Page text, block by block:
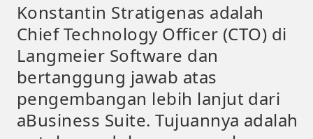
Konstantin Stratigenas adalah
Chief Technology Officer (CTO) di
Langmeier Software dan
bertanggung jawab atas
pengembangan lebih lanjut dari
aBusiness Suite. Tujuannya adalah